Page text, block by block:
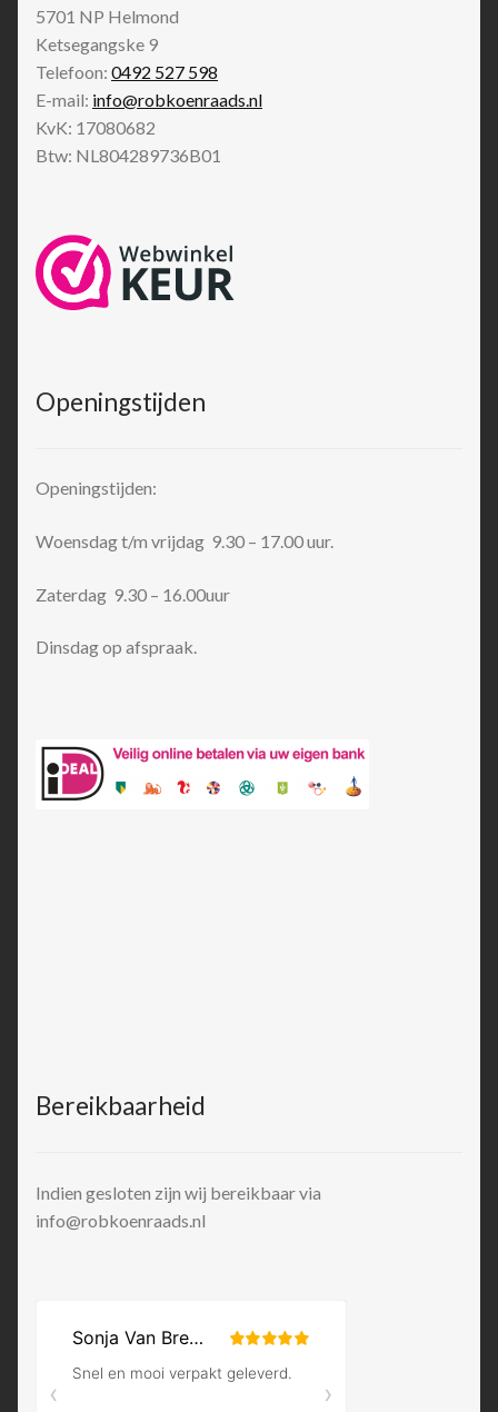
5701 NP Helmond
Ketsegangske 9
Telefoon: 0492 527 598
E-mail: info@robkoenraads.nl
KvK: 17080682
Btw: NL804289736B01
Openingstijden
Openingstijden:
Woensdag t/m vrijdag 9.30 – 17.00 uur.
Zaterdag 9.30 – 16.00uur
Dinsdag op afspraak.
Bereikbaarheid
Indien gesloten zijn wij bereikbaar via
info@robkoenraads.nl